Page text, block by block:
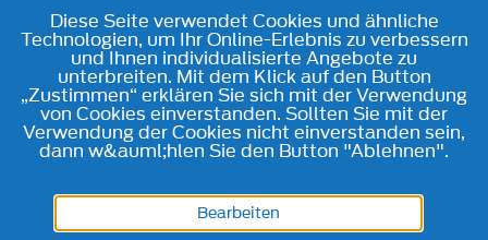
Diese Seite verwendet Cookies und ähnliche
Technologien, um Ihr Online-Erlebnis zu verbessern
und Ihnen individualisierte Angebote zu
unterbreiten. Mit dem Klick auf den Button
„Zustimmen“ erklären Sie sich mit der Verwendung
von Cookies einverstanden. Sollten Sie mit der
Verwendung der Cookies nicht einverstanden sein,
dann w&auml;hlen Sie den Button "Ablehnen".
Bearbeiten